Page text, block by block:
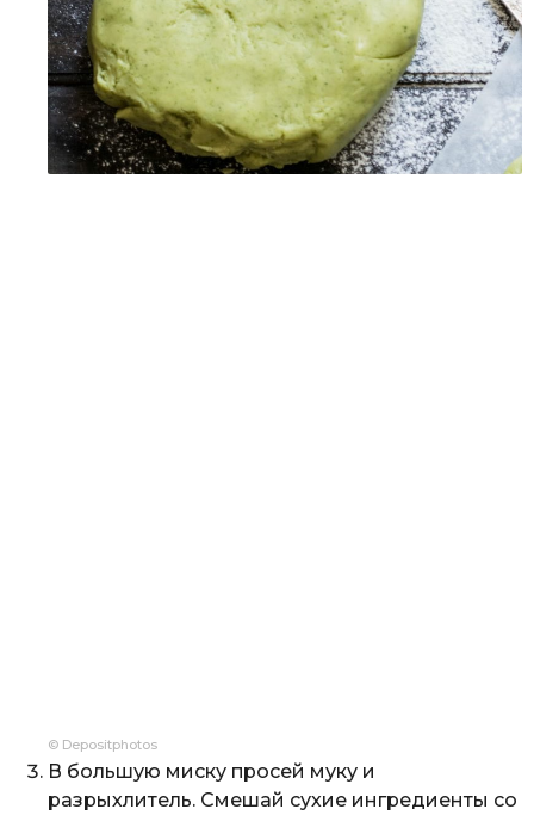
© Depositphotos
В большую миску просей муку и
разрыхлитель. Смешай сухие ингредиенты со